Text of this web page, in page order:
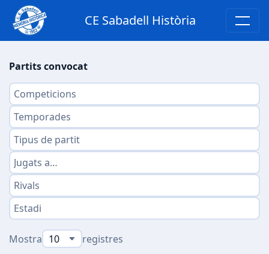
CE Sabadell Història
Partits convocat
Mostra registres